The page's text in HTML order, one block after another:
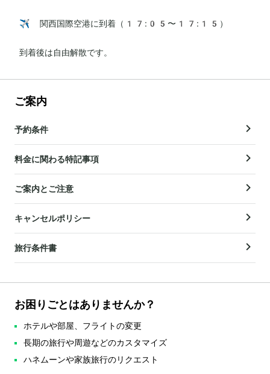
✈️ 関西国際空港に到着（17:05〜17:15）
到着後は自由解散です。
ご案内
予約条件
料金に関わる特記事項
ご案内とご注意
キャンセルポリシー
旅行条件書
お困りごとはありませんか？
ホテルや部屋、フライトの変更
長期の旅行や周遊などのカスタマイズ
ハネムーンや家族旅行のリクエスト